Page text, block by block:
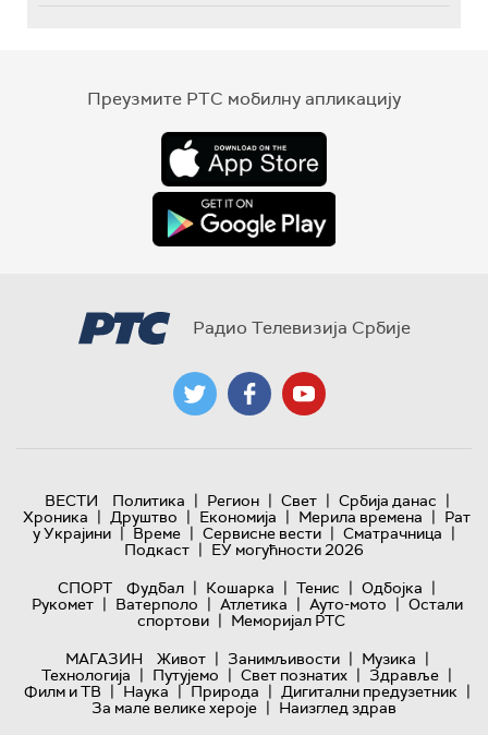
Преузмите РТС мобилну апликацију
Радио Телевизија Србије
ВЕСТИ Политика | Регион | Свет | Србија данас |
Хроника | Друштво | Економија | Мерила времена | Рат
у Украјини | Време | Сервисне вести | Сматрачница |
Подкаст | ЕУ могућности 2026
СПОРТ
Фудбал | Кошарка | Тенис | Одбојка |
Рукомет | Ватерполо | Атлетика | Ауто-мото | Остали
спортови | Меморијал РТС
МАГАЗИН
Живот | Занимљивости | Музика |
Технологијa | Путујемо | Свет познатих | Здравље |
Филм и ТВ | Наука | Природа | Дигитални предузетник |
За мале велике хероје | Наизглед здрав